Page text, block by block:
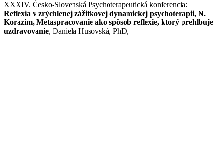
XXXIV. Česko-Slovenská Psychoterapeutická konferencia:
Reflexia v zrýchlenej zážitkovej dynamickej psychoterapii, N.
Korazim, Metaspracovanie ako spôsob reflexie, ktorý prehlbuje
uzdravovanie, Daniela Husovská, PhD,